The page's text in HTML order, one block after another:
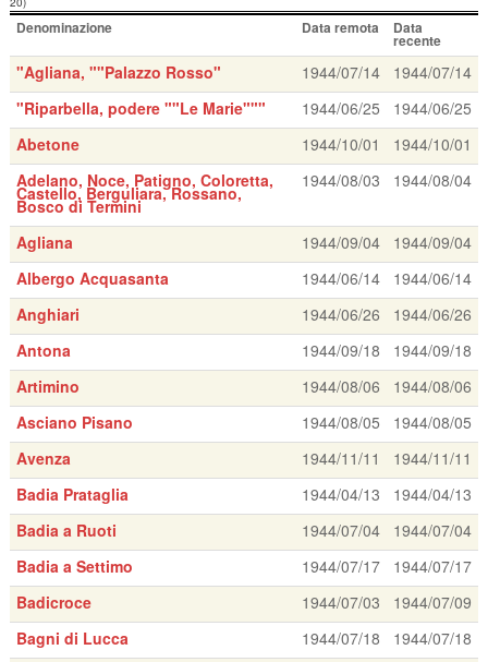
Denominazione Data remota Data
recente
"Agliana, ""Palazzo Rosso" 1944/07/14
1944/07/14
"Riparbella, podere ""Le Marie"""
1944/06/25
1944/06/25
Abetone
1944/10/01
1944/10/01
Adelano, Noce, Patigno, Coloretta,
Castello, Berguliara, Rossano,
Bosco di Termini
1944/08/03 1944/08/04
Agliana 1944/09/04
1944/09/04
Albergo Acquasanta
1944/06/14
1944/06/14
Anghiari
1944/06/26
1944/06/26
Antona
1944/09/18
1944/09/18
Artimino
1944/08/06
1944/08/06
Asciano Pisano
1944/08/05
1944/08/05
Avenza
1944/11/11
1944/11/11
Badia Prataglia
1944/04/13
1944/04/13
Badia a Ruoti
1944/07/04
1944/07/04
Badia a Settimo
1944/07/17
1944/07/17
Badicroce
1944/07/03
1944/07/09
Bagni di Lucca
1944/07/18
1944/07/18